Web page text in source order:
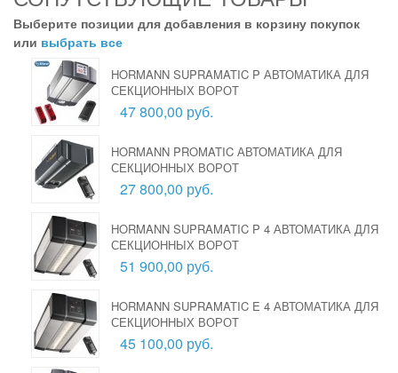
Выберите позиции для добавления в корзину покупок
или выбрать все
HORMANN SUPRAMATIC P АВТОМАТИКА ДЛЯ
СЕКЦИОННЫХ ВОРОТ
47 800,00 руб.
HORMANN PROMATIC АВТОМАТИКА ДЛЯ
СЕКЦИОННЫХ ВОРОТ
27 800,00 руб.
HORMANN SUPRAMATIC P 4 АВТОМАТИКА ДЛЯ
СЕКЦИОННЫХ ВОРОТ
51 900,00 руб.
HORMANN SUPRAMATIC E 4 АВТОМАТИКА ДЛЯ
СЕКЦИОННЫХ ВОРОТ
45 100,00 руб.